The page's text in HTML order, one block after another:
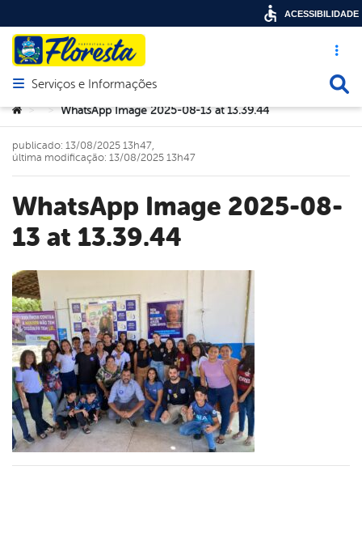
Acesso
Abrir menu principal de navegação
Serviços e Informações
Você está aqui:
> > WhatsApp Image 2025-08-13 at 13.39.44
WhatsApp Image 2025-08-
13 at 13.39.44
publicado: 13/08/2025 13h47,
última modificação: 13/08/2025 13h47
ACESSIBILIDADE